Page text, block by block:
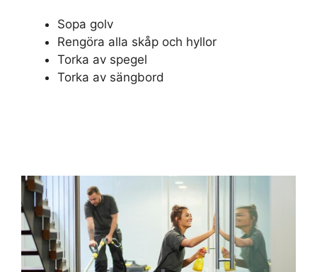
Sopa golv
Rengöra alla skåp och hyllor
Torka av spegel
Torka av sängbord